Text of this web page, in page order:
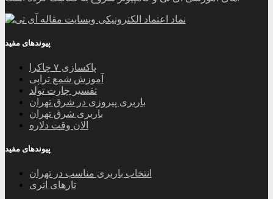
پیوندهای مفید
پاکسازی ۷ چاکرا
آموزش شمع تراپی
تفسیر چارت تولد
باربری پیروزی در شرق تهران
باربری شرق تهران
الان وقت دلاره
پیوندهای مفید
انتخاب باربری مناسب در تهران
تارهای اتری